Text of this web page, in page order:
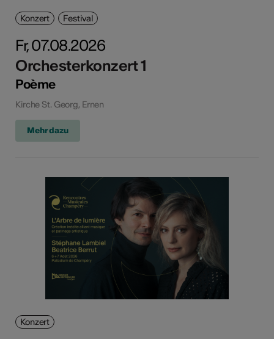
Konzert Festival
Fr, 07.08.2026
Orchesterkonzert 1
Poème
Kirche St. Georg, Ernen
Mehr dazu
Konzert